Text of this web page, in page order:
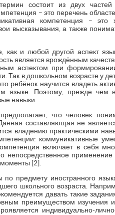
состоит из двух частей
– это перечень
компетенция – это
высказывания, а также
и любой другой аспект
является врождённым
аспектом при
Так в дошкольном возрасте у
ребёнок научится владеть
языке. Поэтому, прежде чем
навыки.
что человек
составляющая не
владению практическими
коммуникативные
включает в себя
непосредственное
[2].
предмету иностранного
школьного возраста.
давать такие
преимуществом изучения
индивидуально-